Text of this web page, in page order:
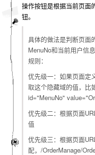
操作按钮是根据当前页面
钮。
具体的做法是判断页面
MenuNo和当前用户信
规则：
优先级一：如果页面定
取这个隐藏域的值，比
id="MenuNo"
优先级二：根据页面
值
优先级三：根据页面
配，/OrderManage/